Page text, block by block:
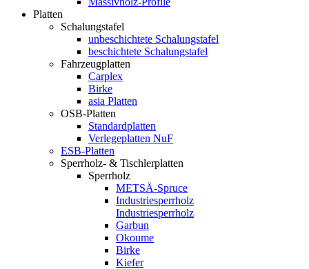
Platten
Schalungstafel
unbeschichtete Schalungstafel
beschichtete Schalungstafel
Fahrzeugplatten
Carplex
Birke
asia Platten
OSB-Platten
Standardplatten
Verlegeplatten NuF
ESB-Platten
Sperrholz- & Tischlerplatten
Sperrholz
METSÄ-Spruce
Industriesperrholz
Industriesperrholz
Garbun
Okoume
Birke
Kiefer